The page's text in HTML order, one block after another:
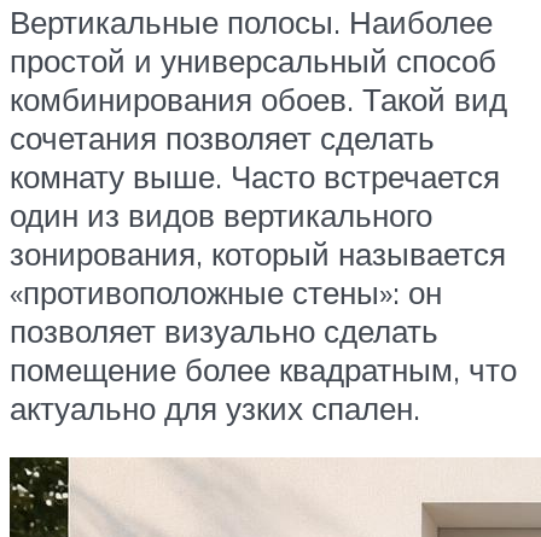
Вертикальные полосы. Наиболее
простой и универсальный способ
комбинирования обоев. Такой вид
сочетания позволяет сделать
комнату выше. Часто встречается
один из видов вертикального
зонирования, который называется
«противоположные стены»: он
позволяет визуально сделать
помещение более квадратным, что
актуально для узких спален.